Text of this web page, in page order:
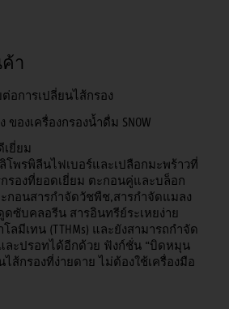
า
อการเปลี่ยนไส้กรอง
องเครื่องกรองน้ำดื่ม SNOW
ยี่ยม
โพรพิลีนไฟเบอร์และเปลือกมะพร้าวที่
รองที่ยอดเยี่ยม ตะกอนคู่และบล็อก
กอนสารกําจัดวัชพืช,สารกําจัดแมลง
ซับคลอรีน สารอินทรีย์ระเหยง่าย
โลมีเทน (TTHMs) และยังสามารถกําจัด
ละปรอทได้อีกด้วย ฟังก์ชั่น “บิดหมุน
ไส้กรองที่ง่ายดาย ไม่ต้องใช้เครื่องมือ